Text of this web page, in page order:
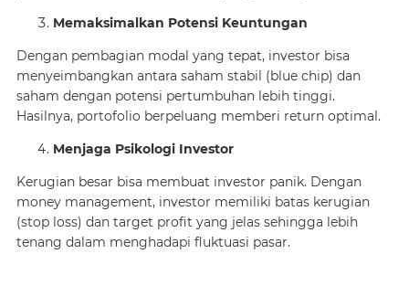
Memaksimalkan Potensi Keuntungan
Dengan pembagian modal yang tepat, investor bisa
menyeimbangkan antara saham stabil (blue chip) dan
saham dengan potensi pertumbuhan lebih tinggi.
Hasilnya, portofolio berpeluang memberi return optimal.
Menjaga Psikologi Investor
Kerugian besar bisa membuat investor panik. Dengan
money management, investor memiliki batas kerugian
(stop loss) dan target profit yang jelas sehingga lebih
tenang dalam menghadapi fluktuasi pasar.